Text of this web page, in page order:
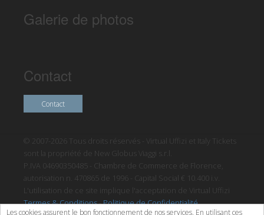
Galerie de photos
Contact
Contact
© 2007-2026 Tous droits réservés - Virtual Uffizi et Italy Tickets
sont la propriété de New Globus Viaggi s.r.l.
P.IVA 04690350485 - Chambre de Commerce de Florence,
autorisation n. 470865 de 1996 - Capital Social € 10.400 i.v.
L'utilisation de ce site implique l'acceptation de Virtual Uffizi
Termes & Conditions-Politique de Confidentialité
Les cookies assurent le bon fonctionnement de nos services. En utilisant ces